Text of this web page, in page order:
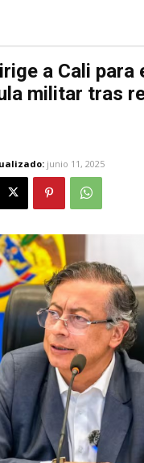
a Cali para
militar tras
junio 11, 2025